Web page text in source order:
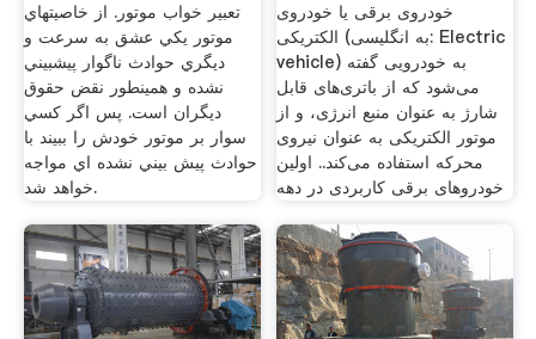
تعبیر خواب موتور. از خاصيتهاي
موتور يکي عشق به سرعت و
ديگري حوادث ناگوار پيشبيني
نشده و همينطور نقض حقوق
ديگران است. پس اگر کسي
سوار بر موتور خودش را ببيند با
حوادث پيش بيني نشده اي مواجه
خواهد شد.
خودروی برقی یا خودروی
الکتریکی (به انگلیسی: Electric
vehicle) به خودرویی گفته
می‌شود که از باتری‌های قابل
شارژ به عنوان منبع انرژی، و از
موتور الکتریکی به عنوان نیروی
محرکه استفاده می‌کند.. اولین
خودروهای برقی کاربردی در دهه